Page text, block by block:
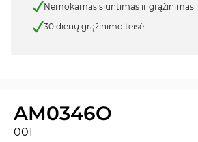
Nemokamas siuntimas ir grąžinimas
30 dienų grąžinimo teisė
AM0346O
001